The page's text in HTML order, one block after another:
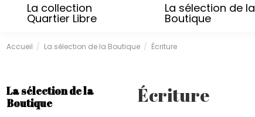
La collection
Quartier Libre
La sélection de la
Boutique
Accueil La sélection de la Boutique Écriture
Écriture
La sélection de la
Boutique